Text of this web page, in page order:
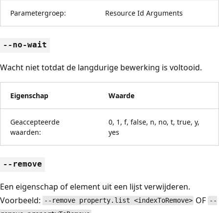
Parametergroep: Resource Id Arguments
--no-wait
Wacht niet totdat de langdurige bewerking is voltooid.
Eigenschap Waarde
Geaccepteerde
waarden:
0, 1, f, false, n, no, t, true, y,
yes
--remove
Een eigenschap of element uit een lijst verwijderen.
Voorbeeld:
--remove property.list <indexToRemove> OF --